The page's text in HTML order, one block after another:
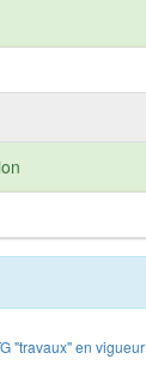
"travaux" en vigueur